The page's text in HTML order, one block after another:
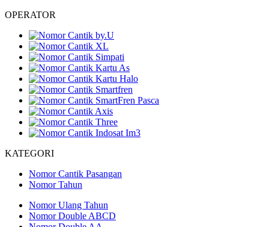
OPERATOR
KATEGORI
Nomor Cantik Pasangan
Nomor Tahun
Nomor Ulang Tahun
Nomor Double ABCD